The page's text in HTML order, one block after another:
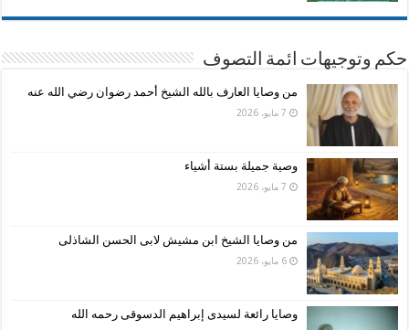
حكم وتوجيهات ائمة التصوف
من وصايا العارف بالله الشيخ أحمد رضوان رضي الله عنه
7 مايو، 2026
وصية جميلة بستة أشياء
7 مايو، 2026
من وصايا الشيخ ابن مشيش لابى الحسن الشاذلى
6 مايو، 2026
وصايا رائعة لسيدى إبراهيم الدسوقى رحمه الله